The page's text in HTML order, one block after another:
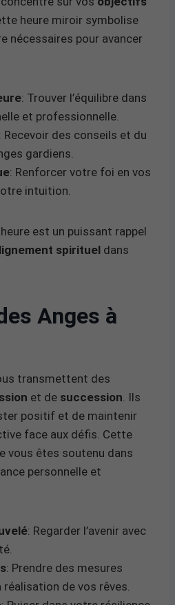
heure miroir symbolise
nécessaires pour avancer
: Trouver l’équilibre dans
et professionnelle.
: Recevoir des conseils et du
gardiens.
: Renforcer votre foi en vos
intuition.
est un puissant rappel
spirituel dans
Anges à
transmettent des
et de succession . Ils
positif et de maintenir
face aux défis. Cette
vous êtes soutenu dans
personnelle et
: Regarder l’avenir avec
: Prendre des mesures
de vos rêves.